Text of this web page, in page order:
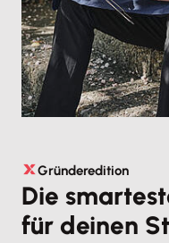
Gründeredition
Die
für deinen